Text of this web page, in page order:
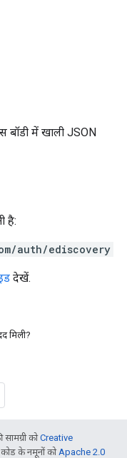
बॉडी में खाली JSON
है:
auth/ediscovery
देखें.
मिली?
कोCreative
के नमूनों कोApache 2.0